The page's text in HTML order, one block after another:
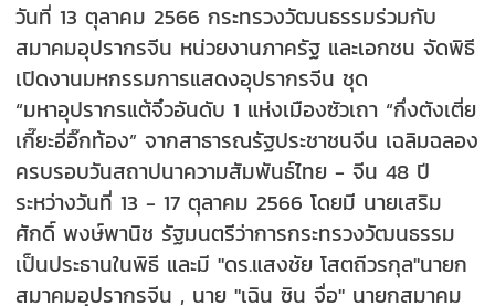
วันที่ 13 ตุลาคม 2566 กระทรวงวัฒนธรรมร่วมกับ
สมาคมอุปรากรจีน หน่วยงานภาครัฐ และเอกชน จัดพิธี
เปิดงานมหกรรมการแสดงอุปรากรจีน ชุด
“มหาอุปรากรแต้จิ๋วอันดับ 1 แห่งเมืองซัวเถา “กึ่งตังเตี่ย
เกี๊ยะอี่อิ๊กท้อง” จากสาธารณรัฐประชาชนจีน เฉลิมฉลอง
ครบรอบวันสถาปนาความสัมพันธ์ไทย - จีน 48 ปี
ระหว่างวันที่ 13 - 17 ตุลาคม 2566 โดยมี นายเสริม
ศักดิ์ พงษ์พานิช รัฐมนตรีว่าการกระทรวงวัฒนธรรม
เป็นประธานในพิธี และมี "ดร.แสงชัย โสตถีวรกุล"นายก
สมาคมอุปรากรจีน , นาย "เฉิน ซิน จื่อ" นายกสมาคม